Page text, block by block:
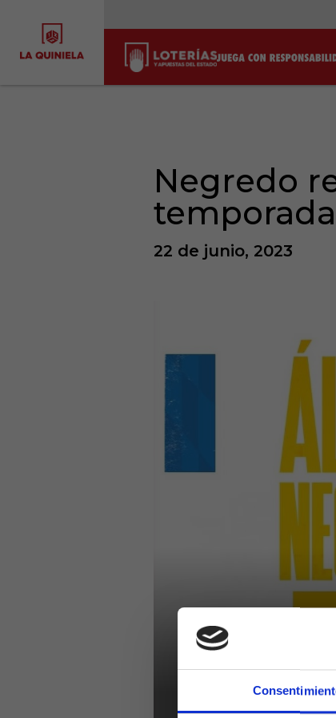
Negredo
temporada
22 de junio, 2023